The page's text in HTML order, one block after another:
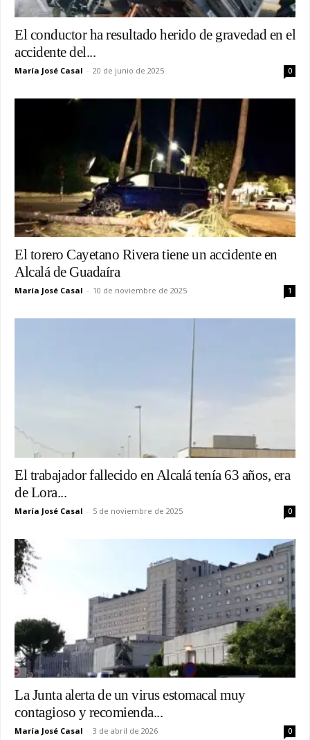
El conductor ha resultado herido de gravedad en el
accidente del...
María José Casal - 20 de junio de 2025 0
El torero Cayetano Rivera tiene un accidente en
Alcalá de Guadaíra
María José Casal - 10 de noviembre de 2025 1
El trabajador fallecido en Alcalá tenía 63 años, era
de Lora...
María José Casal - 5 de noviembre de 2025 0
La Junta alerta de un virus estomacal muy
contagioso y recomienda...
María José Casal - 3 de abril de 2026 0